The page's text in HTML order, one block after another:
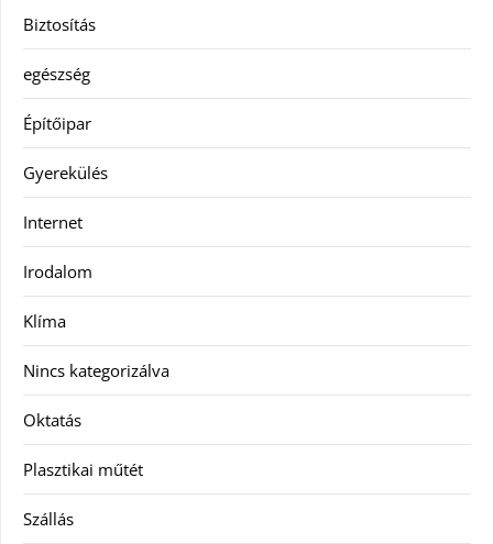
Biztosítás
egészség
Építőipar
Gyerekülés
Internet
Irodalom
Klíma
Nincs kategorizálva
Oktatás
Plasztikai műtét
Szállás